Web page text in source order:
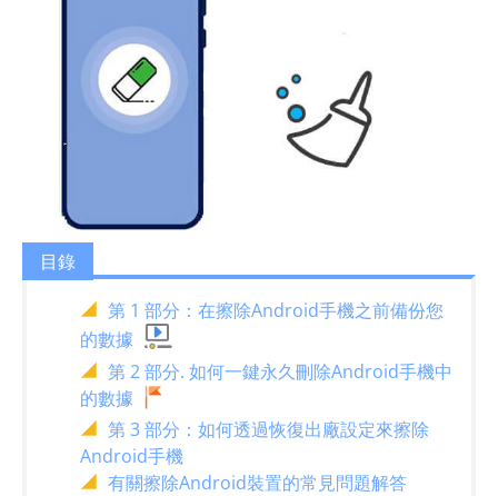
目錄
第 1 部分：在擦除Android手機之前備份您
的數據
第 2 部分. 如何一鍵永久刪除Android手機中
的數據
第 3 部分：如何透過恢復出廠設定來擦除
Android手機
有關擦除Android裝置的常見問題解答